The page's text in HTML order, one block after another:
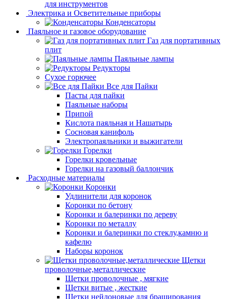
для инструментов
Электрика и Осветительные приборы
Конденсаторы
Паяльное и газовое оборудование
Газ для портативных
плит
Паяльные лампы
Редукторы
Сухое горючее
Все для Пайки
Пасты для пайки
Паяльные наборы
Припой
Кислота паяльная и Нашатырь
Сосновая канифоль
Электропаяльники и выжигатели
Горелки
Горелки кровельные
Горелки на газовый баллончик
Расходные материалы
Коронки
Удлинители для коронок
Коронки по бетону
Коронки и балеринки по дереву
Коронки по металлу
Коронки и балеринки по стеклу,камню и
кафелю
Наборы коронок
Щетки
проволочные,металлические
Щетки проволочные , мягкие
Щетки витые , жесткие
Щетки нейлоновые для браширования